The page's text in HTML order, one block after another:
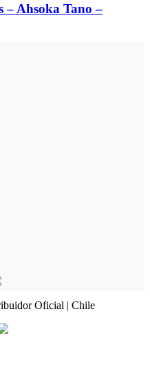
– Ahsoka Tano –
Oficial | Chile